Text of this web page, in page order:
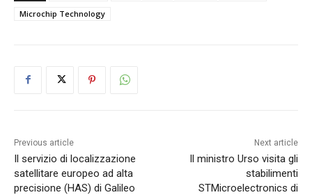
Microchip Technology
Previous article
Il servizio di localizzazione
satellitare europeo ad alta
precisione (HAS) di Galileo
Next article
Il ministro Urso visita gli
stabilimenti
STMicroelectronics di